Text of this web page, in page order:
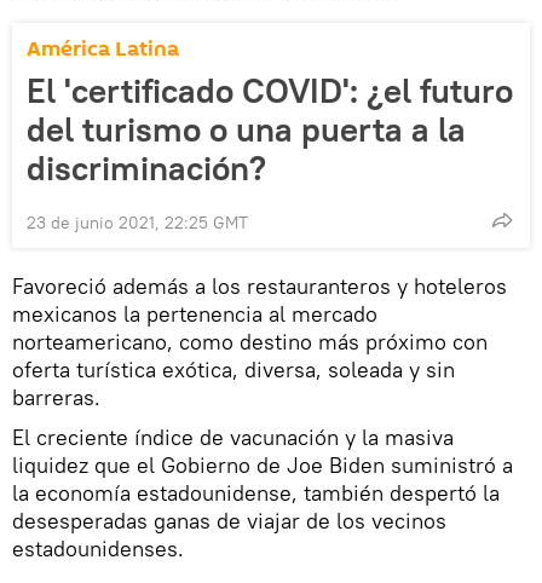
América Latina
El 'certificado COVID': ¿el futuro
del turismo o una puerta a la
discriminación?
23 de junio 2021, 22:25 GMT
Favoreció además a los restauranteros y hoteleros
mexicanos la pertenencia al mercado
norteamericano, como destino más próximo con
oferta turística exótica, diversa, soleada y sin
barreras.
El creciente índice de vacunación y la masiva
liquidez que el Gobierno de Joe Biden suministró a
la economía estadounidense, también despertó la
desesperadas ganas de viajar de los vecinos
estadounidenses.